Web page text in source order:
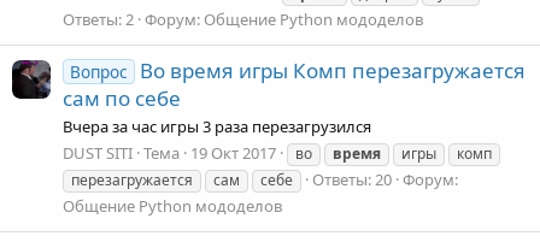
Ответы: 2 Форум: Общение Python мододелов
Вопрос
Во время игры Комп перезагружается
сам по себе
Вчера за час игры 3 раза перезагрузился
DUST SITI Тема 19 Окт 2017 во время игры
комп
перезагружается
сам себе Ответы: 20 Форум:
Общение Python мододелов